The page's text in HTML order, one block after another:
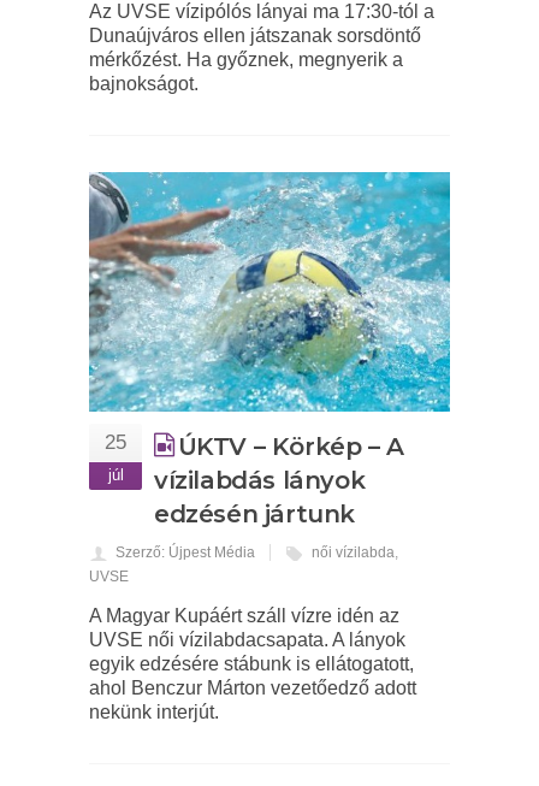
Az UVSE vízipólós lányai ma 17:30-tól a
Dunaújváros ellen játszanak sorsdöntő
mérkőzést. Ha győznek, megnyerik a
bajnokságot.
25
júl
ÚKTV – Körkép – A
vízilabdás lányok
edzésén jártunk
Szerző: Újpest Média női vízilabda,
UVSE
A Magyar Kupáért száll vízre idén az
UVSE női vízilabdacsapata. A lányok
egyik edzésére stábunk is ellátogatott,
ahol Benczur Márton vezetőedző adott
nekünk interjút.